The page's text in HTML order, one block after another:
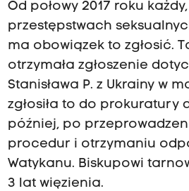
Od połowy 2017 roku
przestępstwach
ma obowiązek to zgłosić.
otrzymała zgłoszenie
Stanisława P. z Ukrainy w
zgłosiła to do prokuratury
później, po
procedur i otrzymaniu
Watykanu. Biskupowi
3 lat więzienia.